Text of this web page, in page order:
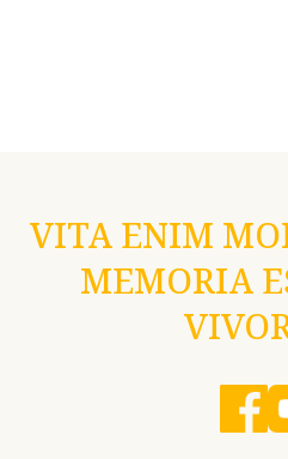
VITA ENIM
MEMORIA